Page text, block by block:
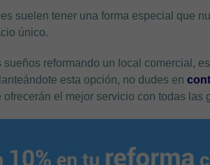
suelen tener una forma especial que
único.
reformando un local comercial,
esta opción, no dudes en
ofrecerán el mejor servicio con todas las